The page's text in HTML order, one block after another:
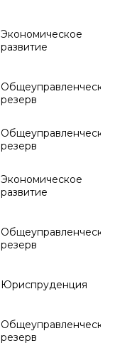
Экономическое
развитие
Общеуправленческий
резерв
Общеуправленческий
резерв
Экономическое
развитие
Общеуправленческий
резерв
Юриспруденция
Общеуправленческий
резерв